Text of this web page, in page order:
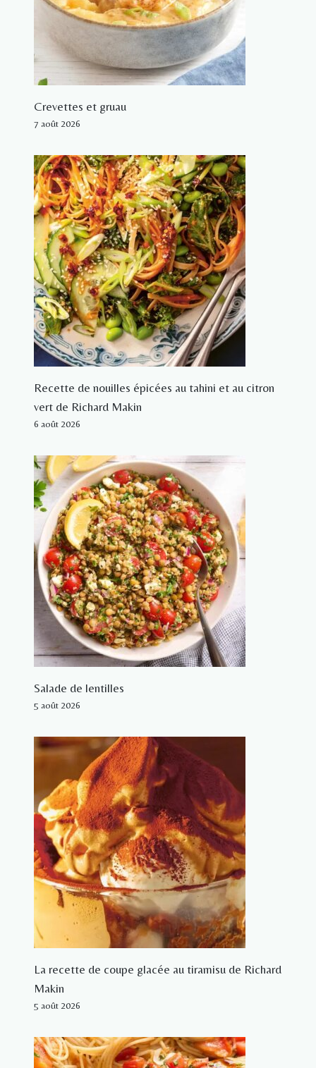
Crevettes et gruau
7 août 2026
Recette de nouilles épicées au tahini et au citron
vert de Richard Makin
6 août 2026
Salade de lentilles
5 août 2026
La recette de coupe glacée au tiramisu de Richard
Makin
5 août 2026